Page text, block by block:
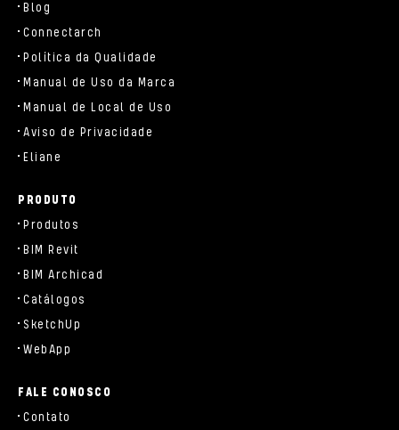
Blog
Connectarch
Política da Qualidade
Manual de Uso da Marca
Manual de Local de Uso
Aviso de Privacidade
Eliane
PRODUTO
Produtos
BIM Revit
BIM Archicad
Catálogos
SketchUp
WebApp
FALE CONOSCO
Contato